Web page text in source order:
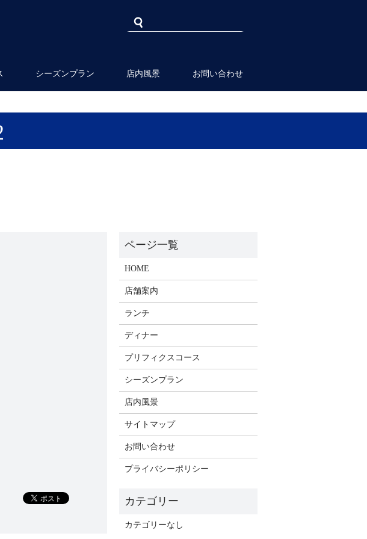
シーズンプラン 店内風景 お問い合わせ
HOME
店舗案内
ランチ
ディナー
プリフィクスコース
シーズンプラン
店内風景
サイトマップ
お問い合わせ
プライバシーポリシー
カテゴリーなし